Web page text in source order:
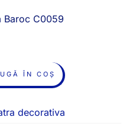
Baroc C0059
ÎN COȘ
decorativa